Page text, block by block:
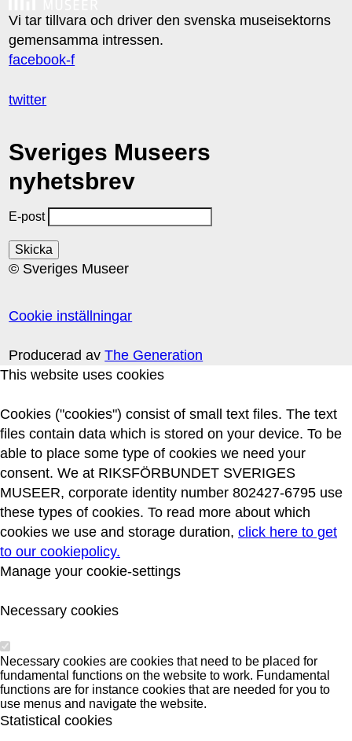
Vi tar tillvara och driver den svenska museisektorns
gemensamma intressen.
facebook-f
twitter
Sveriges Museers
nyhetsbrev
E-post
© Sveriges Museer
Cookie inställningar
Producerad avThe Generation
This website uses cookies
Cookies ("cookies") consist of small text files. The text
files contain data which is stored on your device. To be
able to place some type of cookies we need your
consent. We at RIKSFÖRBUNDET SVERIGES
MUSEER, corporate identity number 802427-6795 use
these types of cookies. To read more about which
cookies we use and storage duration, click here to get
to our cookiepolicy.
Manage your cookie-settings
Necessary cookies
Necessary cookies are cookies that need to be placed for
fundamental functions on the website to work. Fundamental
functions are for instance cookies that are needed for you to
use menus and navigate the website.
Statistical cookies